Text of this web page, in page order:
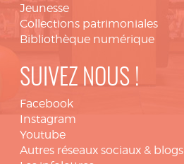
Jeunesse
Collections patrimoniales
Bibliothèque numérique
SUIVEZ NOUS !
Facebook
Instagram
Youtube
Autres réseaux sociaux & blogs